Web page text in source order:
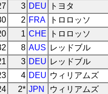
3 DEU トヨタ
2 FRA トロロッソ
1 CHE トロロッソ
8 AUS レッドブル
3 DEU レッドブル
4 DEU ウィリアムズ
2* JPN ウィリアムズ